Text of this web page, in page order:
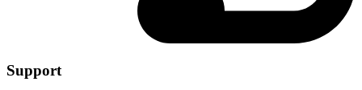
Support